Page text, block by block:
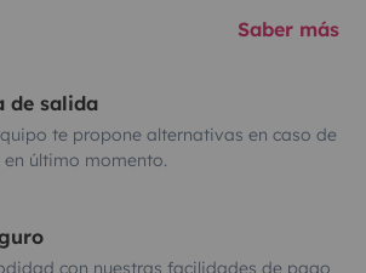
Saber más
de salida
te propone alternativas en caso de
último momento.
con nuestras facilidades de pago